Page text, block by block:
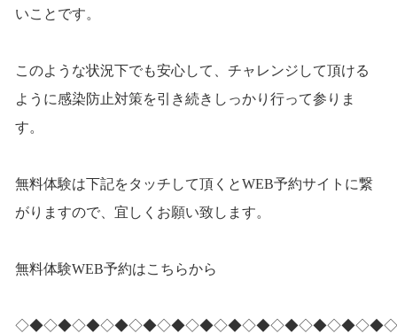
いことです。
このような状況下でも安心して、チャレンジして頂ける
ように感染防止対策を引き続きしっかり行って参りま
す。
無料体験は下記をタッチして頂くとWEB予約サイトに繋
がりますので、宜しくお願い致します。
無料体験WEB予約はこちらから